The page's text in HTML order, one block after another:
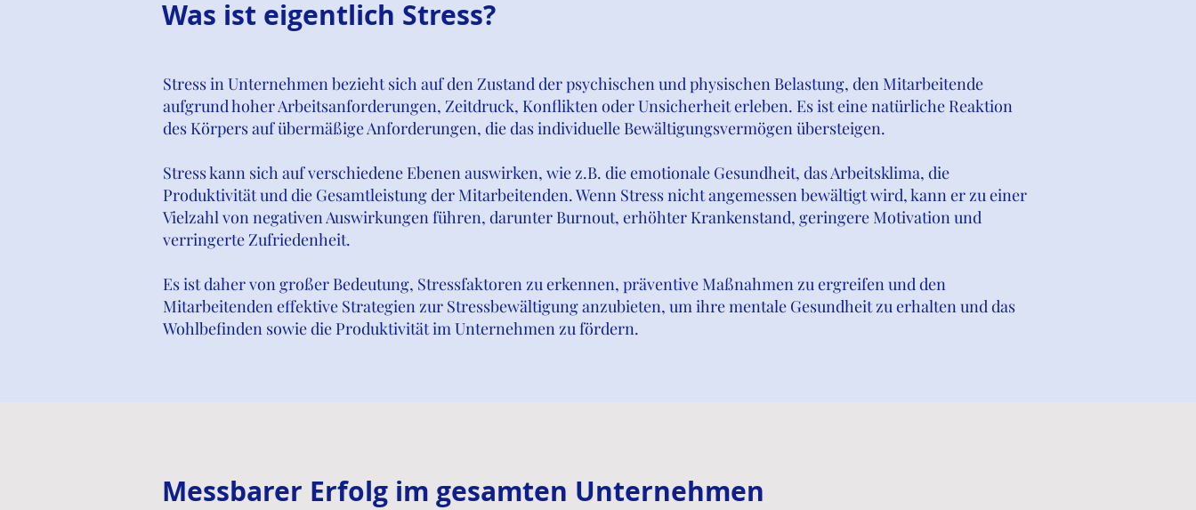
Was ist eigentlich Stress?
Stress in Unternehmen bezieht sich auf den Zustand der psychischen und physischen Belastung, den Mitarbeitende
aufgrund hoher Arbeitsanforderungen, Zeitdruck, Konflikten oder Unsicherheit erleben. Es ist eine natürliche Reaktion
des Körpers auf übermäßige Anforderungen, die das individuelle Bewältigungsvermögen übersteigen.
Stress kann sich auf verschiedene Ebenen auswirken, wie z.B. die emotionale Gesundheit, das Arbeitsklima, die
Produktivität und die Gesamtleistung der Mitarbeitenden. Wenn Stress nicht angemessen bewältigt wird, kann er zu einer
Vielzahl von negativen Auswirkungen führen, darunter Burnout, erhöhter Krankenstand, geringere Motivation und
verringerte Zufriedenheit.
Es ist daher von großer Bedeutung, Stressfaktoren zu erkennen, präventive Maßnahmen zu ergreifen und den
Mitarbeitenden effektive Strategien zur Stressbewältigung anzubieten, um ihre mentale Gesundheit zu erhalten und das
Wohlbefinden sowie die Produktivität im Unternehmen zu fördern.
Messbarer Erfolg im gesamten Unternehmen